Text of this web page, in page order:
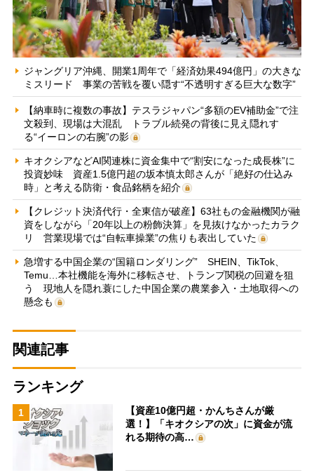
ジャングリア沖縄、開業1周年で「経済効果494億円」の大きな
ミスリード 事業の苦戦を覆い隠す“不透明すぎる巨大な数字”
【納車時に複数の事故】テスラジャパン“多額のEV補助金”で注
文殺到、現場は大混乱 トラブル続発の背後に見え隠れす
る“イーロンの右腕”の影
キオクシアなどAI関連株に資金集中で“割安になった成長株”に
投資妙味 資産1.5億円超の坂本慎太郎さんが「絶好の仕込み
時」と考える防衛・食品銘柄を紹介
【クレジット決済代行・全東信が破産】63社もの金融機関が融
資をしながら「20年以上の粉飾決算」を見抜けなかったカラク
リ 営業現場では“自転車操業”の焦りも表出していた
急増する中国企業の“国籍ロンダリング” SHEIN、TikTok、
Temu…本社機能を海外に移転させ、トランプ関税の回避を狙
う 現地人を隠れ蓑にした中国企業の農業参入・土地取得への
懸念も
関連記事
ランキング
1
【資産10億円超・かんちさんが厳
選！】「キオクシアの次」に資金が流
れる期待の高…